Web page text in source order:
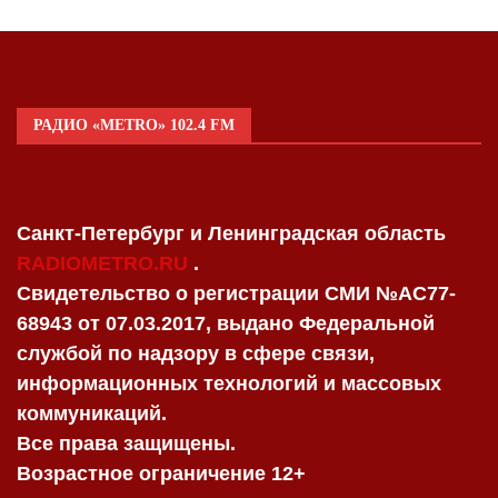
РАДИО «METRO» 102.4 FM
Санкт-Петербург и Ленинградская область
RADIOMETRO.RU .
Свидетельство о регистрации СМИ №AC77-
68943 от 07.03.2017, выдано Федеральной
службой по надзору в сфере связи,
информационных технологий и массовых
коммуникаций.
Все права защищены.
Возрастное ограничение 12+